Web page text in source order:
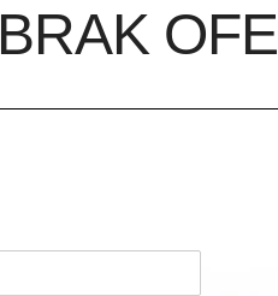
BRAK